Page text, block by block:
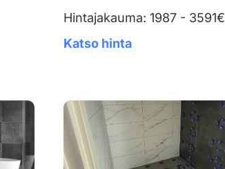
Hintajakauma: 1987 - 3591€
Katso hinta